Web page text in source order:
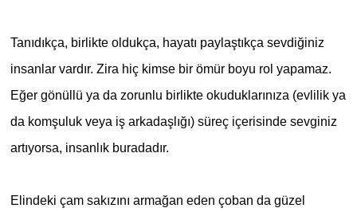
Tanıdıkça, birlikte oldukça, hayatı paylaştıkça sevdiğiniz
insanlar vardır. Zira hiç kimse bir ömür boyu rol yapamaz.
Eğer gönüllü ya da zorunlu birlikte okuduklarınıza (evlilik ya
da komşuluk veya iş arkadaşlığı) süreç içerisinde sevginiz
artıyorsa, insanlık buradadır.
Elindeki çam sakızını armağan eden çoban da güzel